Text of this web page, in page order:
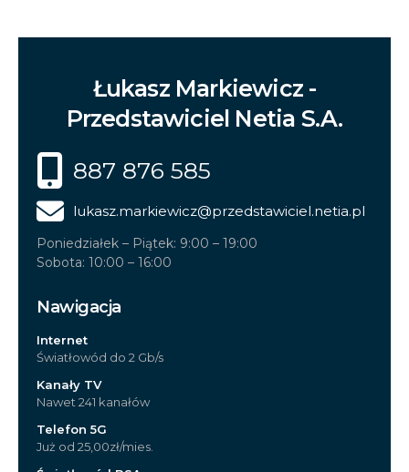
Łukasz Markiewicz -
Przedstawiciel Netia S.A.
887 876 585
lukasz.markiewicz@przedstawiciel.netia.pl
Poniedziałek – Piątek: 9:00 – 19:00
Sobota: 10:00 – 16:00
Nawigacja
Internet
Światłowód do 2 Gb/s
Kanały TV
Nawet 241 kanałów
Telefon 5G
Już od 25,00zł/mies.